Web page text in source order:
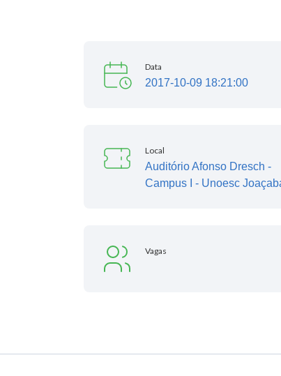
Data
2017-10-09 18:21:00
Local
Auditório Afonso Dresch -
Campus I - Unoesc
Vagas